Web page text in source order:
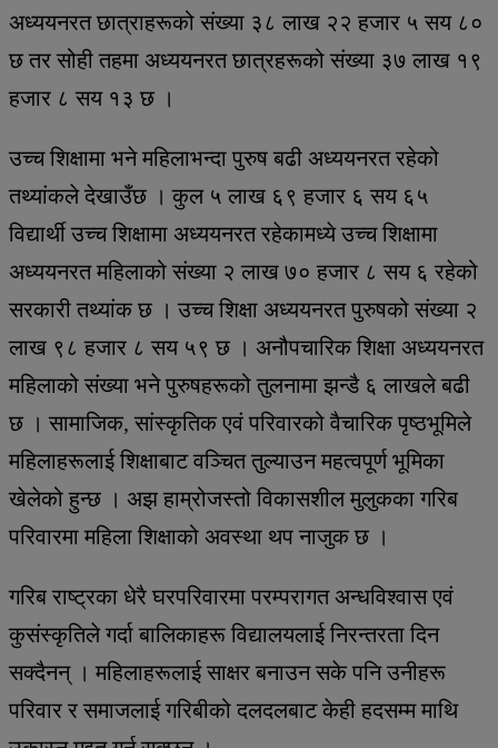
अध्ययनरत छात्राहरूको संख्या ३८ लाख २२ हजार ५ सय ८०
छ तर सोही तहमा अध्ययनरत छात्रहरूको संख्या ३७ लाख १९
हजार ८ सय १३ छ ।
उच्च शिक्षामा भने महिलाभन्दा पुरुष बढी अध्ययनरत रहेको
तथ्यांकले देखाउँछ । कुल ५ लाख ६९ हजार ६ सय ६५
विद्यार्थी उच्च शिक्षामा अध्ययनरत रहेकामध्ये उच्च शिक्षामा
अध्ययनरत महिलाको संख्या २ लाख ७० हजार ८ सय ६ रहेको
सरकारी तथ्यांक छ । उच्च शिक्षा अध्ययनरत पुरुषको संख्या २
लाख ९८ हजार ८ सय ५९ छ । अनौपचारिक शिक्षा अध्ययनरत
महिलाको संख्या भने पुरुषहरूको तुलनामा झन्डै ६ लाखले बढी
छ । सामाजिक, सांस्कृतिक एवं परिवारको वैचारिक पृष्ठभूमिले
महिलाहरूलाई शिक्षाबाट वञ्चित तुल्याउन महत्वपूर्ण भूमिका
खेलेको हुन्छ । अझ हाम्रोजस्तो विकासशील मुलुकका गरिब
परिवारमा महिला शिक्षाको अवस्था थप नाजुक छ ।
गरिब राष्ट्रका धेरै घरपरिवारमा परम्परागत अन्धविश्वास एवं
कुसंस्कृतिले गर्दा बालिकाहरू विद्यालयलाई निरन्तरता दिन
सक्दैनन् । महिलाहरूलाई साक्षर बनाउन सके पनि उनीहरू
परिवार र समाजलाई गरिबीको दलदलबाट केही हदसम्म माथि